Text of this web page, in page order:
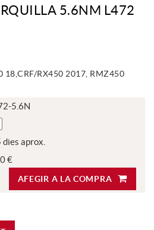
5.6NM L472
18,CRF/RX450 2017, RMZ450
5.6N
aprox.
€
AFEGIR A LA COMPRA